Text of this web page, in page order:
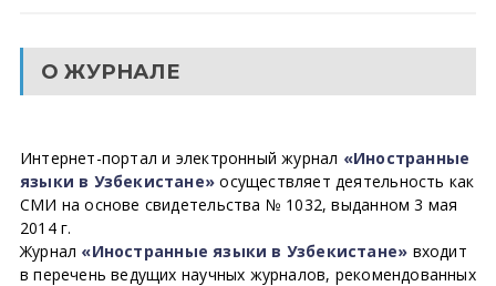
О ЖУРНАЛЕ
Интернет-портал и электронный журнал «Иностранные
языки в Узбекистане» осуществляет деятельность как
СМИ на основе свидетельства № 1032, выданном 3 мая
2014 г.
Журнал «Иностранные языки в Узбекистане» входит
в перечень ведущих научных журналов, рекомендованных